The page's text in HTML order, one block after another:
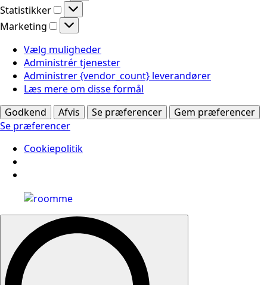
Statistikker
Statistikker
Marketing
Marketing
Vælg muligheder
Administrér tjenester
Administrer {vendor_count} leverandører
Læs mere om disse formål
Godkend
Afvis Se præferencer
Gem præferencer
Se præferencer
Cookiepolitik
Search